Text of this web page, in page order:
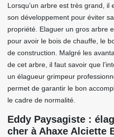
Lorsqu’un arbre est très grand,
son développement pour éviter
propriété. Elaguer un gros arbre
pour avoir le bois de chauffe, le
de construction. Malgré les
de cet arbre, il faut savoir que
un élagueur grimpeur
permet de garantir le bon
le cadre de normalité.
Eddy Paysagiste :
cher à Ahaxe Alciette